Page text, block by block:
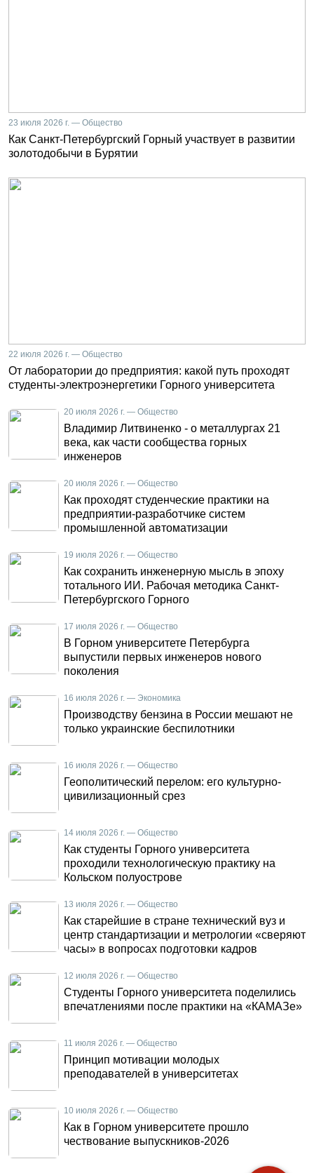
23 июля 2026 г. — Общество
Как Санкт-Петербургский Горный участвует в развитии
золотодобычи в Бурятии
22 июля 2026 г. — Общество
От лаборатории до предприятия: какой путь проходят
студенты-электроэнергетики Горного университета
20 июля 2026 г. — Общество
Владимир Литвиненко - о металлургах 21
века, как части сообщества горных
инженеров
20 июля 2026 г. — Общество
Как проходят студенческие практики на
предприятии-разработчике систем
промышленной автоматизации
19 июля 2026 г. — Общество
Как сохранить инженерную мысль в эпоху
тотального ИИ. Рабочая методика Санкт-
Петербургского Горного
17 июля 2026 г. — Общество
В Горном университете Петербурга
выпустили первых инженеров нового
поколения
16 июля 2026 г. — Экономика
Производству бензина в России мешают не
только украинские беспилотники
16 июля 2026 г. — Общество
Геополитический перелом: его культурно-
цивилизационный срез
14 июля 2026 г. — Общество
Как студенты Горного университета
проходили технологическую практику на
Кольском полуострове
13 июля 2026 г. — Общество
Как старейшие в стране технический вуз и
центр стандартизации и метрологии «сверяют
часы» в вопросах подготовки кадров
12 июля 2026 г. — Общество
Студенты Горного университета поделились
впечатлениями после практики на «КАМАЗе»
11 июля 2026 г. — Общество
Принцип мотивации молодых
преподавателей в университетах
10 июля 2026 г. — Общество
Как в Горном университете прошло
чествование выпускников-2026